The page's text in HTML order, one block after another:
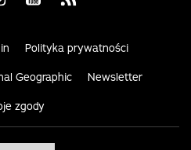
Polityka prywatności
Geographic Newsletter
zgody